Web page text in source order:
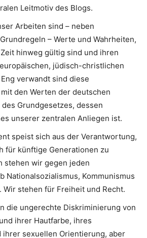
Leitmotiv des Blogs.
Arbeiten sind – neben
– Werte und Wahrheiten,
hinweg gültig sind und ihren
jüdisch-christlichen
verwandt sind diese
den Werten der deutschen
Grundgesetzes, dessen
unserer zentralen Anliegen ist.
speist sich aus der Verantwortung,
für künftige Generationen zu
stehen wir gegen jeden
Nationalsozialismus, Kommunismus
Wir stehen für Freiheit und Recht.
die ungerechte Diskriminierung von
ihrer Hautfarbe, ihres
ihrer sexuellen Orientierung, aber